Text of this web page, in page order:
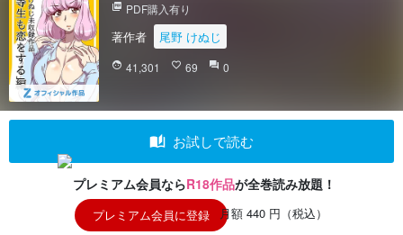
picture_as_pdf PDF購入有り
著作者 尾野 けぬじ
face 41,301 favorite_border 69 question_answer 0
auto_stories お試しで読む
プレミアム会員ならR18作品が全巻読み放題！
プレミアム会員に登録 月額 440 円（税込）